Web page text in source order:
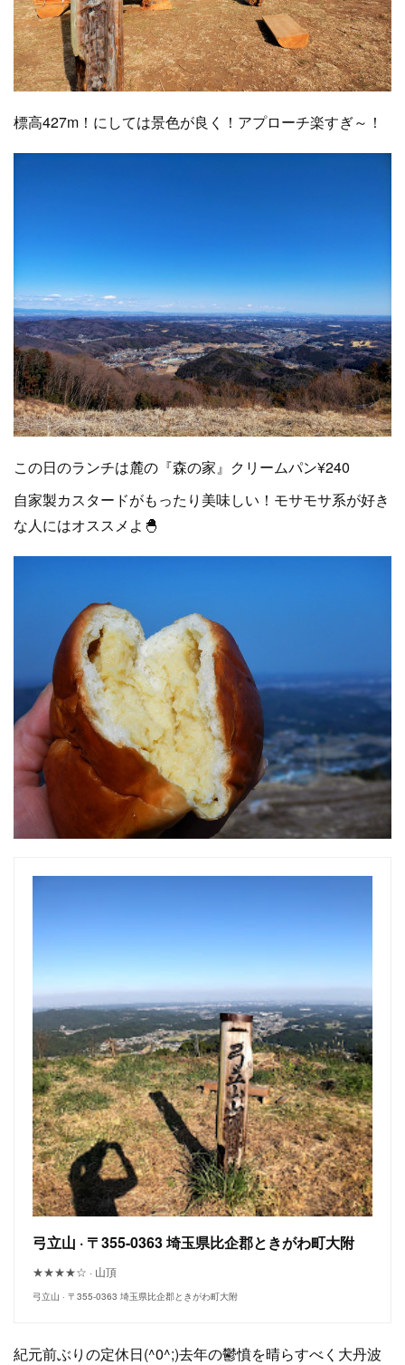
標高427m！にしては景色が良く！アプローチ楽すぎ～！
この日のランチは麓の『森の家』クリームパン¥240
自家製カスタードがもったり美味しい！モサモサ系が好き
な人にはオススメよ🐣
弓立山 · 〒355-0363 埼玉県比企郡ときがわ町大附
★★★★☆ · 山頂
弓立山 · 〒355-0363 埼玉県比企郡ときがわ町大附
紀元前ぶりの定休日(^0^;)去年の鬱憤を晴らすべく大丹波